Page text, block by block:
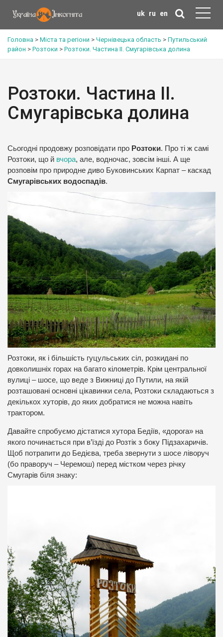
uk ru en
Головна > Міста та регіони > Чернівецька область > Путильський
район > Розтоки > Розтоки. Частина ІІ. Смугарівська долина
Розтоки. Частина ІІ.
Смугарівська долина
Сьогодні продовжу розповідати про Розтоки. Про ті ж самі
Розтоки, що й вчора, але, водночас, зовсім інші. А ще
розповім про природне диво Буковинських Карпат – каскад
Смугарівських водоспадів.
Розтоки, як і більшість гуцульських сіл, розкидані по
довколишніх горах на багато кілометрів. Крім центральної
вулиці – шосе, що веде з Вижниці до Путили, на якій
розташовані основні цікавинки села, Розтоки складаються з
декількох хуторів, до яких добратися не можна навіть
трактором.
Давайте спробуємо дістатися хутора Бедіїв, «дорога» на
якого починається при в’їзді до Розтік з боку Підзахаричів.
Щоб потрапити до Бедієва, треба звернути з шосе ліворуч
(бо праворуч – Черемош) перед містком через річку
Смугарів біля знаку: